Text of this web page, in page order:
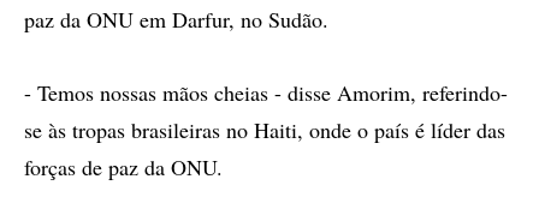
paz da ONU em Darfur, no Sudão.
- Temos nossas mãos cheias - disse Amorim, referindo-
se às tropas brasileiras no Haiti, onde o país é líder das
forças de paz da ONU.